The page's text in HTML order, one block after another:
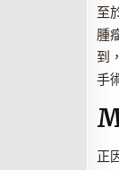
至
腫
到
手
正